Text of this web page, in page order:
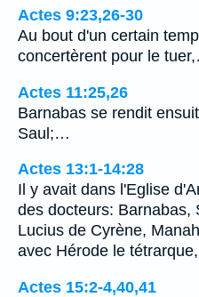
Actes 9:23,26-30
Au bout d'un certain
concertèrent pour le
Actes 11:25,26
Barnabas se rendit
Saul;…
Actes 13:1-14:28
Il y avait dans l'Eglise
des docteurs: Barnabas,
Lucius de Cyrène,
avec Hérode le
Actes 15:2-4,40,41